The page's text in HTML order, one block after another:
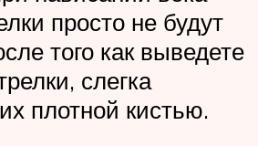
просто не будут
того как выведете
слегка
плотной кистью.